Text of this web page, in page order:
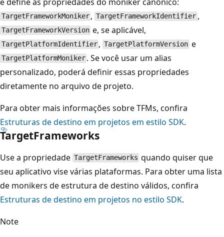
TargetFrameworkMoniker , TargetFrameworkIdentifier ,
TargetFrameworkVersion e, se aplicável,
TargetPlatformIdentifier , TargetPlatformVersion e
TargetPlatformMoniker . Se você usar um alias
personalizado, poderá definir essas propriedades
diretamente no arquivo de projeto.
Para obter mais informações sobre TFMs, confira
Estruturas de destino em projetos em estilo SDK.
TargetFrameworks
Use a propriedade TargetFrameworks quando quiser que
seu aplicativo vise várias plataformas. Para obter uma lista
de monikers de estrutura de destino válidos, confira
Estruturas de destino em projetos no estilo SDK.
Note